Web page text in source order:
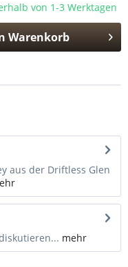
von 1-3 Werktagen
Warenkorb
aus der Driftless Glen
mehr